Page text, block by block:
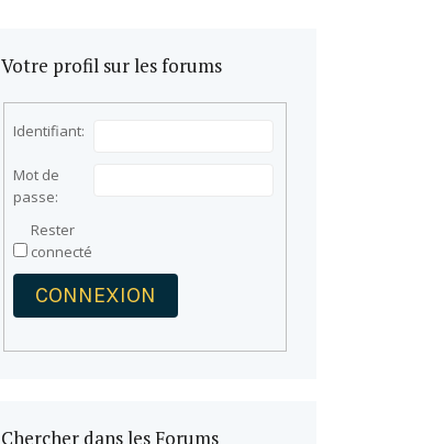
Votre profil sur les forums
Identifiant:
Mot de
passe:
Rester
connecté
CONNEXION
Chercher dans les Forums